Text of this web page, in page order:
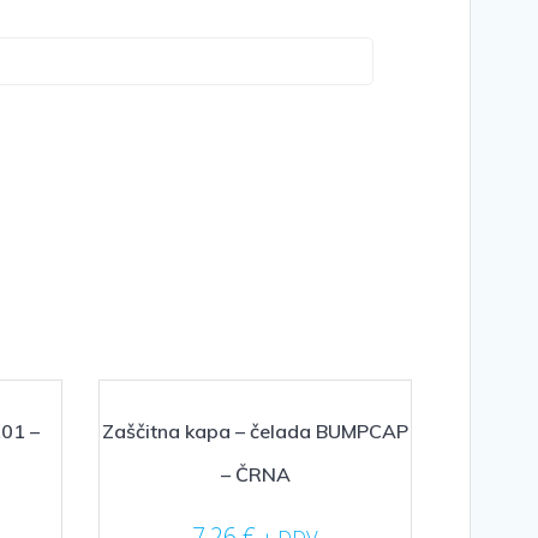
–
Zaščitna kapa – čelada BUMPCAP
– ČRNA